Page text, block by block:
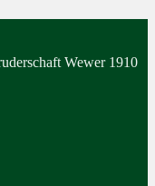
Wewer 1910